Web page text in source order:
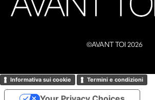
©AVANT TOI 2026
Informativa sui cookie Termini e condizioni